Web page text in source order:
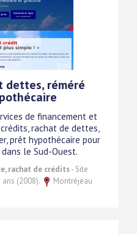
dettes, réméré
de financement et
rachat de dettes,
prêt hypothécaire pour
le Sud-Ouest.
rachat de crédits- Site
ans (2008).
Montréjeau